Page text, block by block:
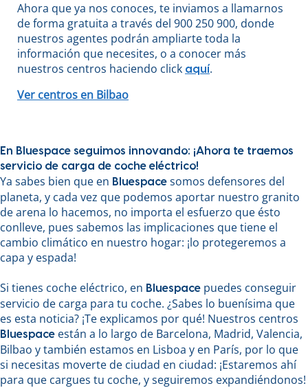
Ahora que ya nos conoces, te inviamos a llamarnos
de forma gratuita a través del 900 250 900, donde
nuestros agentes podrán ampliarte toda la
información que necesites, o a conocer más
nuestros centros haciendo click aquí.
Ver centros en Bilbao
En Bluespace seguimos innovando: ¡Ahora te traemos
servicio de carga de coche eléctrico!
Ya sabes bien que en Bluespace somos defensores del
planeta, y cada vez que podemos aportar nuestro granito
de arena lo hacemos, no importa el esfuerzo que ésto
conlleve, pues sabemos las implicaciones que tiene el
cambio climático en nuestro hogar: ¡lo protegeremos a
capa y espada!
Si tienes coche eléctrico, en Bluespace puedes conseguir
servicio de carga para tu coche. ¿Sabes lo buenísima que
es esta noticia? ¡Te explicamos por qué! Nuestros centros
Bluespace están a lo largo de Barcelona, Madrid, Valencia,
Bilbao y también estamos en Lisboa y en París, por lo que
si necesitas moverte de ciudad en ciudad: ¡Estaremos ahí
para que cargues tu coche, y seguiremos expandiéndonos!